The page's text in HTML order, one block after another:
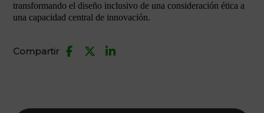
transformando el diseño inclusivo de una consideración ética a
una capacidad central de innovación.
Compartir